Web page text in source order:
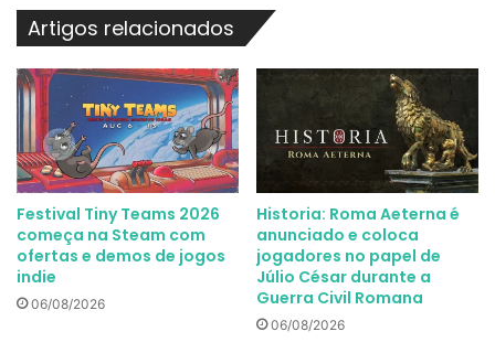
Artigos relacionados
Festival Tiny Teams 2026
começa na Steam com
ofertas e demos de jogos
indie
06/08/2026
Historia: Roma Aeterna é
anunciado e coloca
jogadores no papel de
Júlio César durante a
Guerra Civil Romana
06/08/2026